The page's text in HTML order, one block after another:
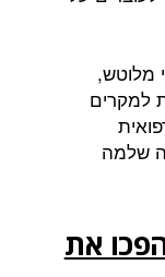
מלוטש,
למקרים
שלמה
את